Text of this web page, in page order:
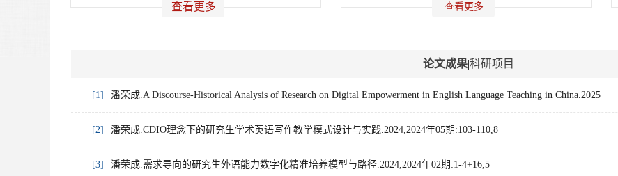
查看更多 查看更多
论文成果|科研项目
[1] 潘荣成.A Discourse-Historical Analysis of Research on Digital Empowerment in English Language Teaching in China.2025
[2] 潘荣成.CDIO理念下的研究生学术英语写作教学模式设计与实践.2024,2024年05期:103-110,8
[3] 潘荣成.需求导向的研究生外语能力数字化精准培养模型与路径.2024,2024年02期:1-4+16,5